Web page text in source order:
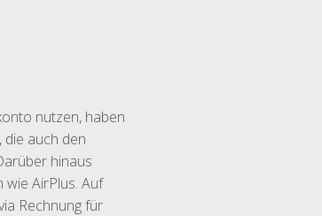
nutzen, haben
die auch den
hinaus
AirPlus. Auf
Rechnung für